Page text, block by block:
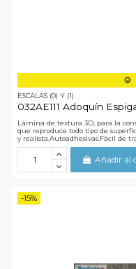
ESCALAS (0) Y (1)
032AE111 Adoquín
Lámina de textura 3D, para la
que reproduce todo tipo de
y realista.Autoadhesivas.Fácil de
Añadir al
-15%